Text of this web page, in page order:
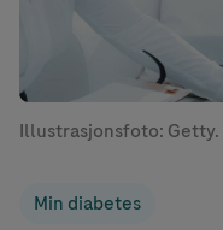
Illustrasjonsfoto: Getty.
Min diabetes